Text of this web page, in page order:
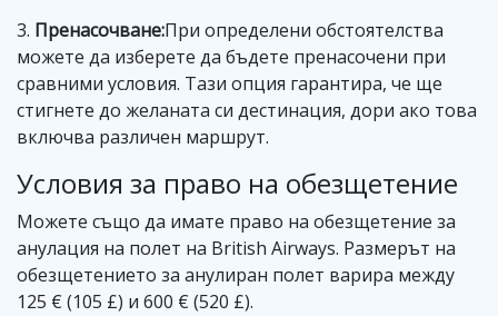
3. Пренасочване:При определени обстоятелства
можете да изберете да бъдете пренасочени при
сравними условия. Тази опция гарантира, че ще
стигнете до желаната си дестинация, дори ако това
включва различен маршрут.
Условия за право на обезщетение
Можете също да имате право на обезщетение за
анулация на полет на British Airways. Размерът на
обезщетението за анулиран полет варира между
125 € (105 £) и 600 € (520 £).